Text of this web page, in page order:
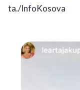
ta./InfoKosova